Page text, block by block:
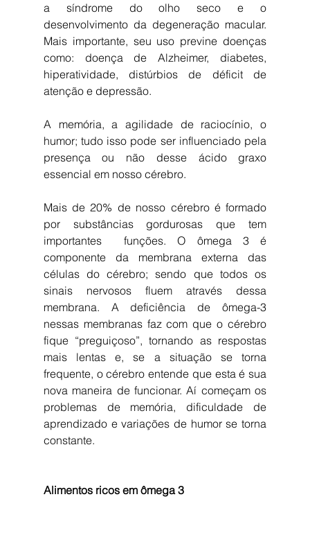
a síndrome do olho seco e o
desenvolvimento da degeneração macular.
Mais importante, seu uso previne doenças
como: doença de Alzheimer, diabetes,
hiperatividade, distúrbios de déficit de
atenção e depressão.
A memória, a agilidade de raciocínio, o
humor; tudo isso pode ser influenciado pela
presença ou não desse ácido graxo
essencial em nosso cérebro.
Mais de 20% de nosso cérebro é formado
por substâncias gordurosas que tem
importantes  funções. O ômega 3 é
componente da membrana externa das
células do cérebro; sendo que todos os
sinais nervosos fluem através dessa
membrana. A deficiência de ômega-3
nessas membranas faz com que o cérebro
fique “preguiçoso”, tornando as respostas
mais lentas e, se a situação se torna
frequente, o cérebro entende que esta é sua
nova maneira de funcionar. Aí começam os
problemas de memória, dificuldade de
aprendizado e variações de humor se torna
constante.
Alimentos ricos em ômega 3